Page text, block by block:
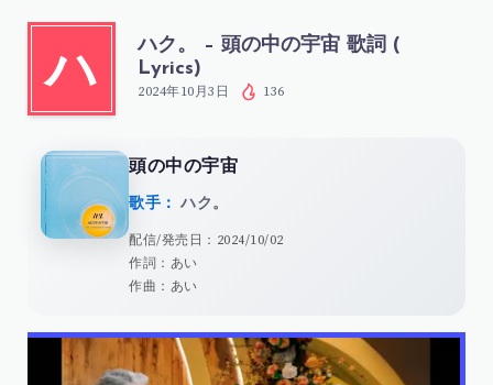
ハ
ハク。 – 頭の中の宇宙 歌詞 (
Lyrics)
2024年10月3日 136
頭の中の宇宙
歌手： ハク。
配信/発売日：2024/10/02
作詞：あい
作曲：あい